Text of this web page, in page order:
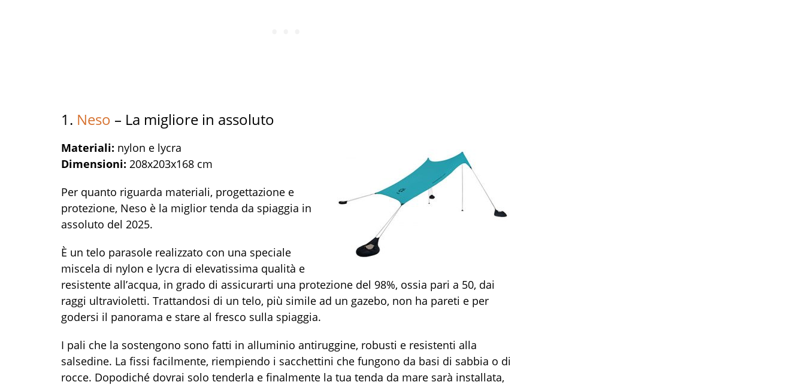
1. Neso – La migliore in assoluto
Materiali: nylon e lycra
Dimensioni: 208x203x168 cm
Per quanto riguarda materiali, progettazione e
protezione, Neso è la miglior tenda da spiaggia in
assoluto del 2025.
È un telo parasole realizzato con una speciale
miscela di nylon e lycra di elevatissima qualità e
resistente all’acqua, in grado di assicurarti una protezione del 98%, ossia pari a 50, dai
raggi ultravioletti. Trattandosi di un telo, più simile ad un gazebo, non ha pareti e per
godersi il panorama e stare al fresco sulla spiaggia.
I pali che la sostengono sono fatti in alluminio antiruggine, robusti e resistenti alla
salsedine. La fissi facilmente, riempiendo i sacchettini che fungono da basi di sabbia o di
rocce. Dopodiché dovrai solo tenderla e finalmente la tua tenda da mare sarà installata,